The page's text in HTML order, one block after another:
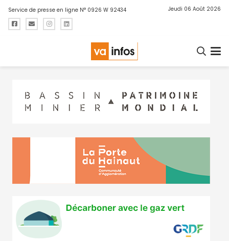
Service de presse en ligne N° 0926 W 92434 Jeudi 06 Août 2026